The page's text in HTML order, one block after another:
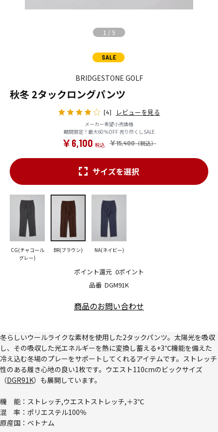
1 / 5
BRIDGESTONE GOLF
秋冬 2タックロングパンツ
[4] レビューを見る
メーカー希望小売価格
期間限定！最大60％OFF 売り尽くしSALE
￥15,400
￥6,100
品番 DGM91K
ポイント還元 0ポイント
サイズを選択
CG(チャコール
グレー)
BR(ブラウン) NA(ネイビー)
商品のお問い合わせ
冬らしいウールライクな素材を使用した2タックパンツ。太陽光を吸収
し、その吸収した光エネルギーを熱に変換し蓄える+3℃機能を備えた
冷え込む冬場のプレーをサポートしてくれるアイテムです。ストレッチ
性のある履き心地の良い1枚です。ウエスト110cmのビックサイズ
（DGR91K）も展開しています。
機 能：ストレッチ,ウエストストレッチ,＋3℃
混 率：ポリエステル100％
原産国：ベトナム